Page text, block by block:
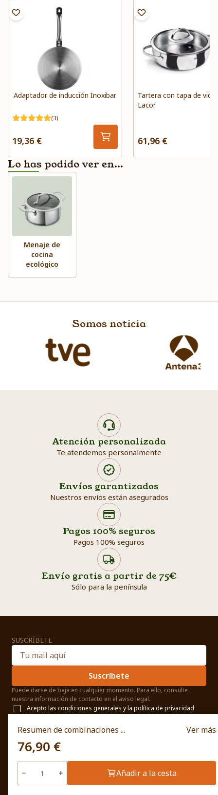
Adaptador de inducción Inoxibar
(3)
19,36 €
Tartera con tapa de
Lacor
61,96 €
Resumen de combinaciones ... Ver más
76,90 €
Añadir a la cesta
Lo has podido ver en...
Menaje de
cocina
ecológico
Somos noticia
Atención personalizada
Te atendemos personalmente
Envíos garantizados
Nuestros envíos están asegurados
Pagos 100% seguros
Pagos 100% seguros
Envío gratis a partir de 75€
Sólo para la península
Search products
SUSCRÍBETE
Suscríbete
Puede darse de baja en cualquier momento. Para ello, consulte
nuestra información de contacto en el aviso legal.
Acepto las condiciones generales y la política de privacidad
Blog
Quiénes somos
¿Por qué elegirnos?
Términos y condiciones